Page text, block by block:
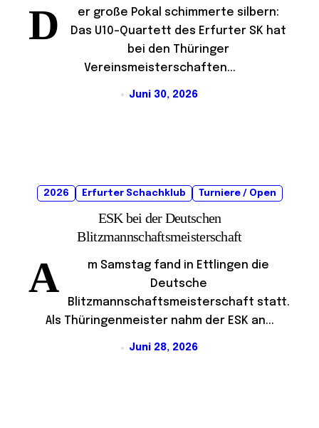
D
er große Pokal schimmerte silbern:
Das U10-Quartett des Erfurter SK hat
bei den Thüringer
Vereinsmeisterschaften...
Juni 30, 2026
2026 Erfurter Schachklub Turniere / Open
ESK bei der Deutschen
Blitzmannschaftsmeisterschaft
A
m Samstag fand in Ettlingen die
Deutsche
Blitzmannschaftsmeisterschaft statt.
Als Thüringenmeister nahm der ESK an...
Juni 28, 2026